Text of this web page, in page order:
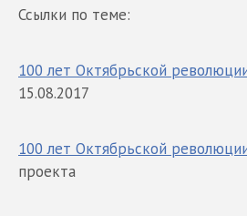
Ссылки по теме:
100 лет Октябрьской
15.08.2017
100 лет Октябрьской
проекта